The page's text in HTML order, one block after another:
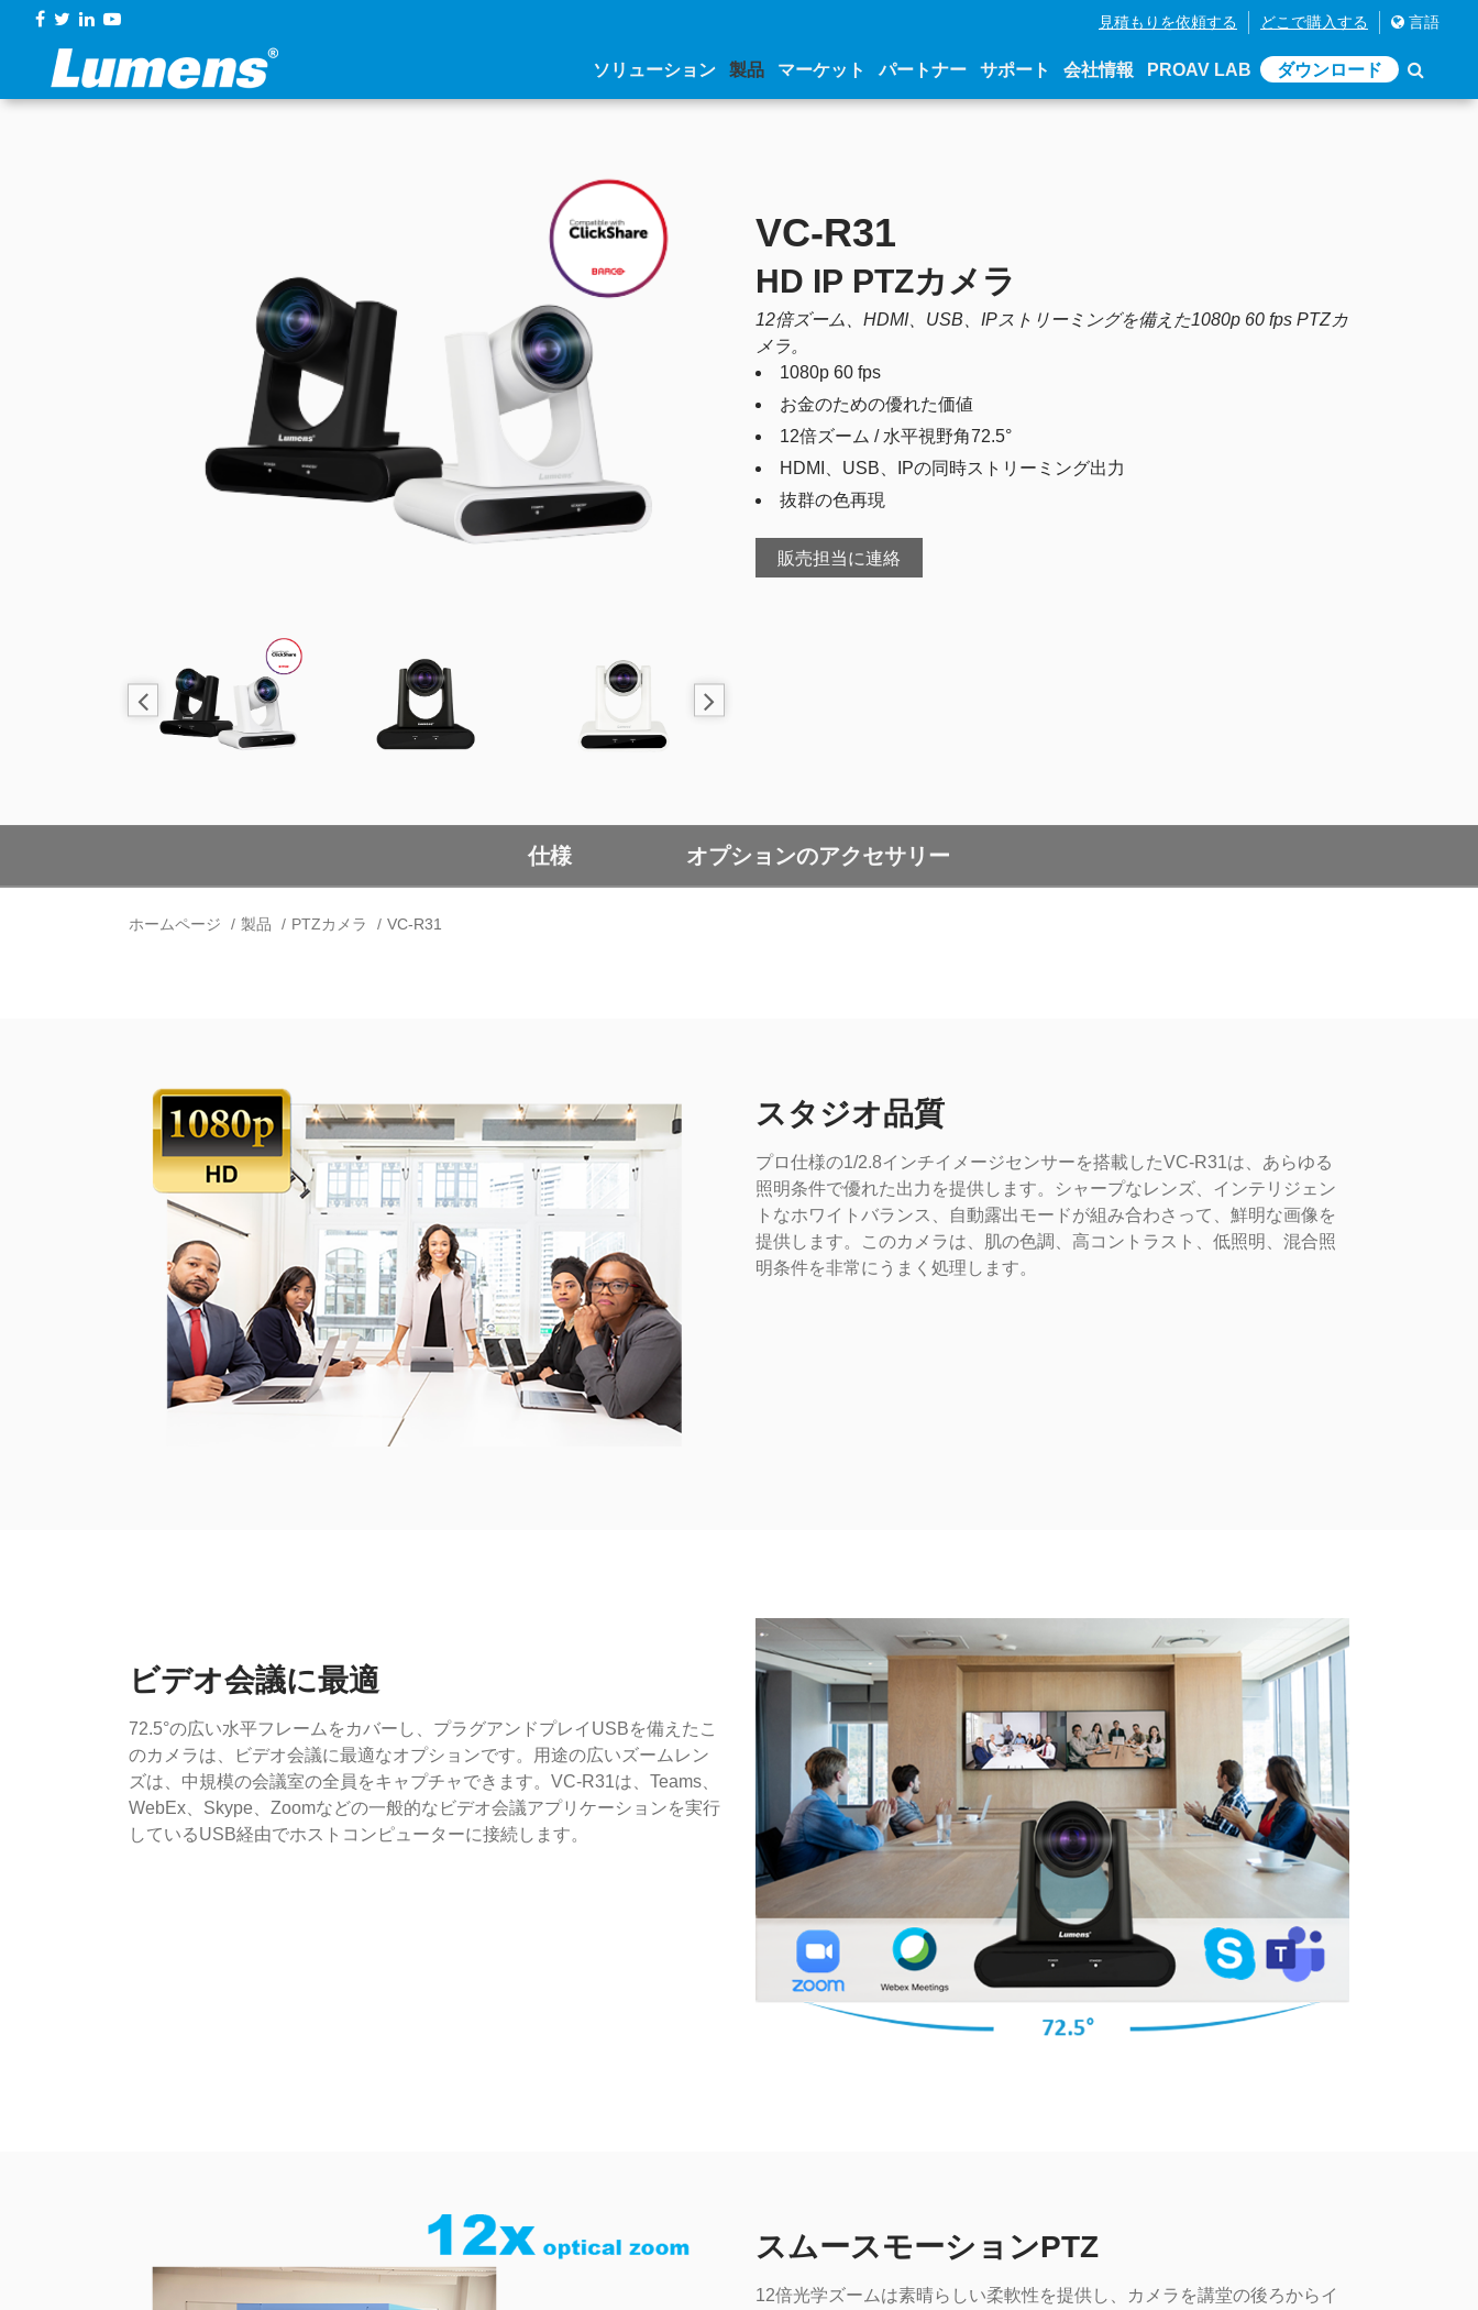
見積もりを依頼する どこで購入する 言語
ソリューション 製品 マーケット パートナー サポート 会社情報 PROAV LAB ダウンロード
VC-R31
HD IP PTZカメラ
12倍ズーム、HDMI、USB、IPストリーミングを備えた1080p 60 fps PTZカ
メラ。
1080p 60 fps
お金のための優れた価値
12倍ズーム / 水平視野角72.5°
HDMI、USB、IPの同時ストリーミング出力
抜群の色再現
販売担当に連絡
仕様 オプションのアクセサリー
ホームページ 製品 PTZカメラ VC-R31
スタジオ品質
プロ仕様の1/2.8インチイメージセンサーを搭載したVC-R31は、あらゆる
照明条件で優れた出力を提供します。シャープなレンズ、インテリジェン
トなホワイトバランス、自動露出モードが組み合わさって、鮮明な画像を
提供します。このカメラは、肌の色調、高コントラスト、低照明、混合照
明条件を非常にうまく処理します。
ビデオ会議に最適
72.5°の広い水平フレームをカバーし、プラグアンドプレイUSBを備えたこ
のカメラは、ビデオ会議に最適なオプションです。用途の広いズームレン
ズは、中規模の会議室の全員をキャプチャできます。VC-R31は、Teams、
WebEx、Skype、Zoomなどの一般的なビデオ会議アプリケーションを実行
しているUSB経由でホストコンピューターに接続します。
スムースモーションPTZ
12倍光学ズームは素晴らしい柔軟性を提供し、カメラを講堂の後ろからイ